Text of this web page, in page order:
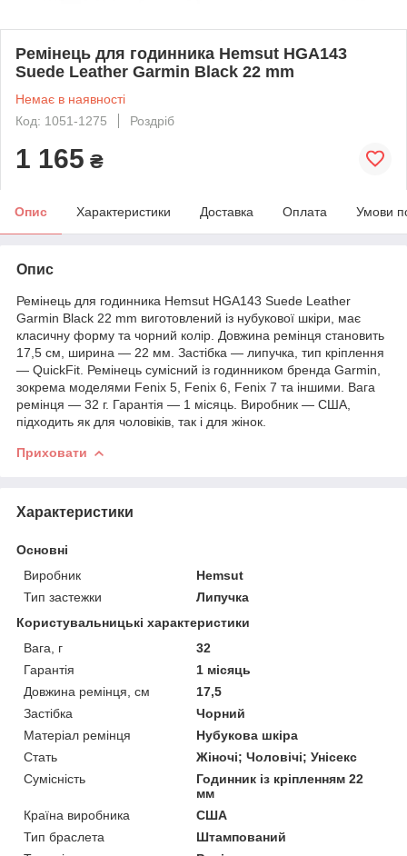
Ремінець для годинника Hemsut HGA143
Suede Leather Garmin Black 22 mm
Немає в наявності
Код: 1051-1275
Роздріб
1 165 ₴
Опис Характеристики Доставка Оплата Умови
Опис
Ремінець для годинника Hemsut HGA143 Suede Leather
Garmin Black 22 mm виготовлений із нубукової шкіри, має
класичну форму та чорний колір. Довжина ремінця становить
17,5 см, ширина — 22 мм. Застібка — липучка, тип кріплення
— QuickFit. Ремінець сумісний із годинником бренда Garmin,
зокрема моделями Fenix 5, Fenix 6, Fenix 7 та іншими. Вага
ремінця — 32 г. Гарантія — 1 місяць. Виробник — США,
підходить як для чоловіків, так і для жінок.
Приховати
Характеристики
Основні
Виробник
Hemsut
Тип застежки
Липучка
Користувальницькі характеристики
Вага, г
32
Гарантія
1 місяць
Довжина ремінця, см
17,5
Застібка
Чорний
Матеріал ремінця
Нубукова шкіра
Стать
Жіночі; Чоловічі; Унісекс
Сумісність
Годинник із кріпленням 22
мм
Країна виробника
США
Тип браслета
Штампований